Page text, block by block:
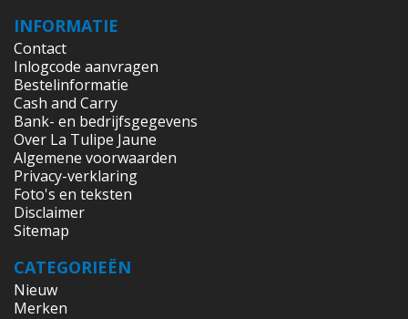
INFORMATIE
Contact
Inlogcode aanvragen
Bestelinformatie
Cash and Carry
Bank- en bedrijfsgegevens
Over La Tulipe Jaune
Algemene voorwaarden
Privacy-verklaring
Foto's en teksten
Disclaimer
Sitemap
CATEGORIEËN
Nieuw
Merken